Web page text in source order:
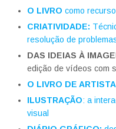
O LIVRO como
CRIATIVIDADE:
resolução de
DAS IDEIAS À
edição de vídeos com
O LIVRO DE
ILUSTRAÇÃO: a
visual